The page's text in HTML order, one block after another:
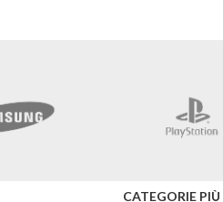
CATEGORIE